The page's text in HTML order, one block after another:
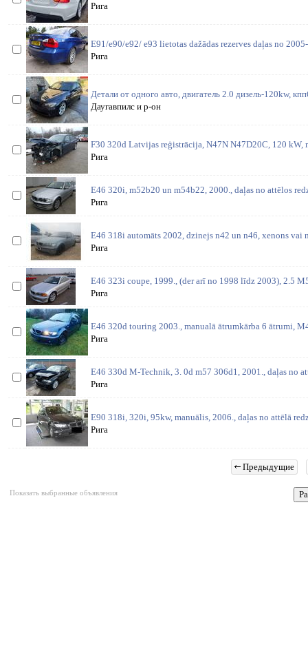
Рига
E91/e90/e92/ e93 lietotas dažādas rezerves daļas no
Рига
Детали от одного авто, двигатель 2.0 дизель-120kw,
Даугавпилс и р-он
F30 320d Latvijas reģistrācija, N47N N47D20C, 120 kW,
Рига
E46 320i, m52b20 un m54b22, 2000., daļas no attēlos
Рига
E46 318i automāts 2002, dzinejs n42 un n46, xenons vai
Рига
E46 323i coupe, 1999., (der arī no 1998 līdz 2003), 2.5
Рига
E46 320d touring 2003., manualā ātrumkārba 6 ātrumi,
Рига
E46 330d M-Technik, 3. 0d m57 306d1, 2001., daļas no
Рига
E90 318i, 320i, 95kw, manuālis, 2006., daļas no attēlā
Рига
Предыдущие
Показать выбранные объявления